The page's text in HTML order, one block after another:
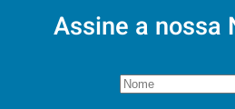
Assine a nossa